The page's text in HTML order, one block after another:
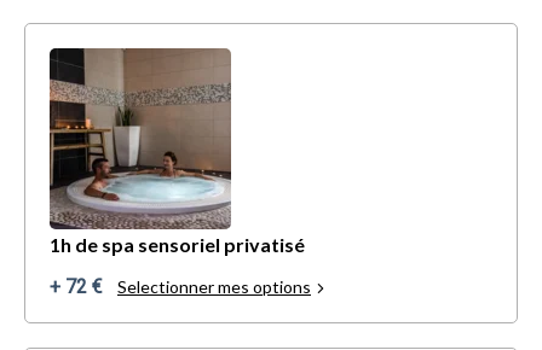
1h de spa sensoriel privatisé
+ 72 €
Selectionner mes options